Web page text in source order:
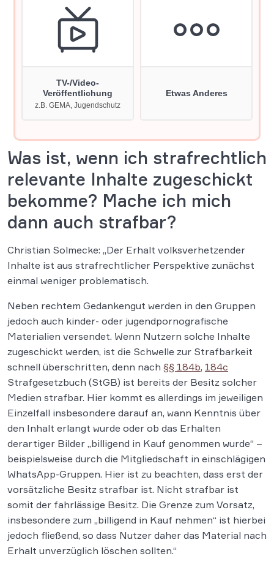
Was ist, wenn ich strafrechtlich
relevante Inhalte zugeschickt
bekomme? Mache ich mich
dann auch strafbar?
Christian Solmecke: „Der Erhalt volksverhetzender
Inhalte ist aus strafrechtlicher Perspektive zunächst
einmal weniger problematisch.
Neben rechtem Gedankengut werden in den Gruppen
jedoch auch kinder- oder jugendpornografische
Materialien versendet. Wenn Nutzern solche Inhalte
zugeschickt werden, ist die Schwelle zur Strafbarkeit
schnell überschritten, denn nach §§ 184b, 184c
Strafgesetzbuch (StGB) ist bereits der Besitz solcher
Medien strafbar. Hier kommt es allerdings im jeweiligen
Einzelfall insbesondere darauf an, wann Kenntnis über
den Inhalt erlangt wurde oder ob das Erhalten
derartiger Bilder „billigend in Kauf genommen wurde“ –
beispielsweise durch die Mitgliedschaft in einschlägigen
WhatsApp-Gruppen. Hier ist zu beachten, dass erst der
vorsätzliche Besitz strafbar ist. Nicht strafbar ist
somit der fahrlässige Besitz. Die Grenze zum Vorsatz,
insbesondere zum „billigend in Kauf nehmen“ ist hierbei
jedoch fließend, so dass Nutzer daher das Material nach
Erhalt unverzüglich löschen sollten.“